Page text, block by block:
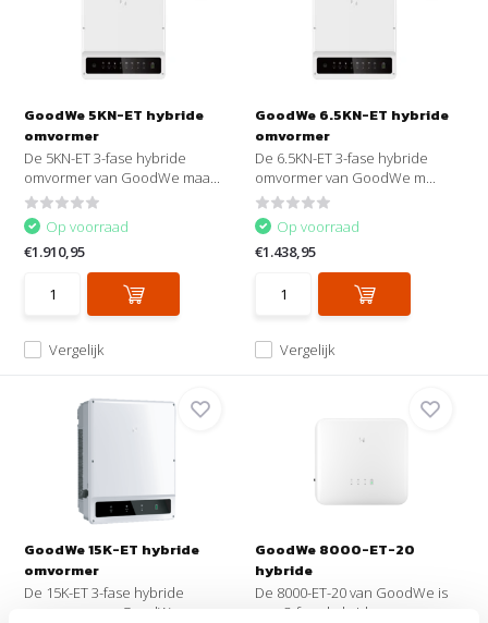
GoodWe 5KN-ET hybride
omvormer
De 5KN-ET 3-fase hybride
omvormer van GoodWe maa...
Vergelijk
Op voorraad
€1.910,95
GoodWe 6.5KN-ET hybride
omvormer
De 6.5KN-ET 3-fase hybride
omvormer van GoodWe m...
Vergelijk
Op voorraad
€1.438,95
GoodWe 15K-ET hybride
omvormer
De 15K-ET 3-fase hybride
omvormer van GoodWe maa...
GoodWe 8000-ET-20
hybride
De 8000-ET-20 van GoodWe is
een 3-fase hybride o...